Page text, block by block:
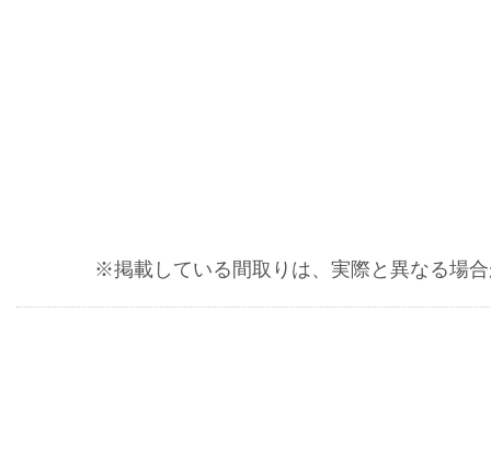
※掲載している間取りは、実際と異なる場